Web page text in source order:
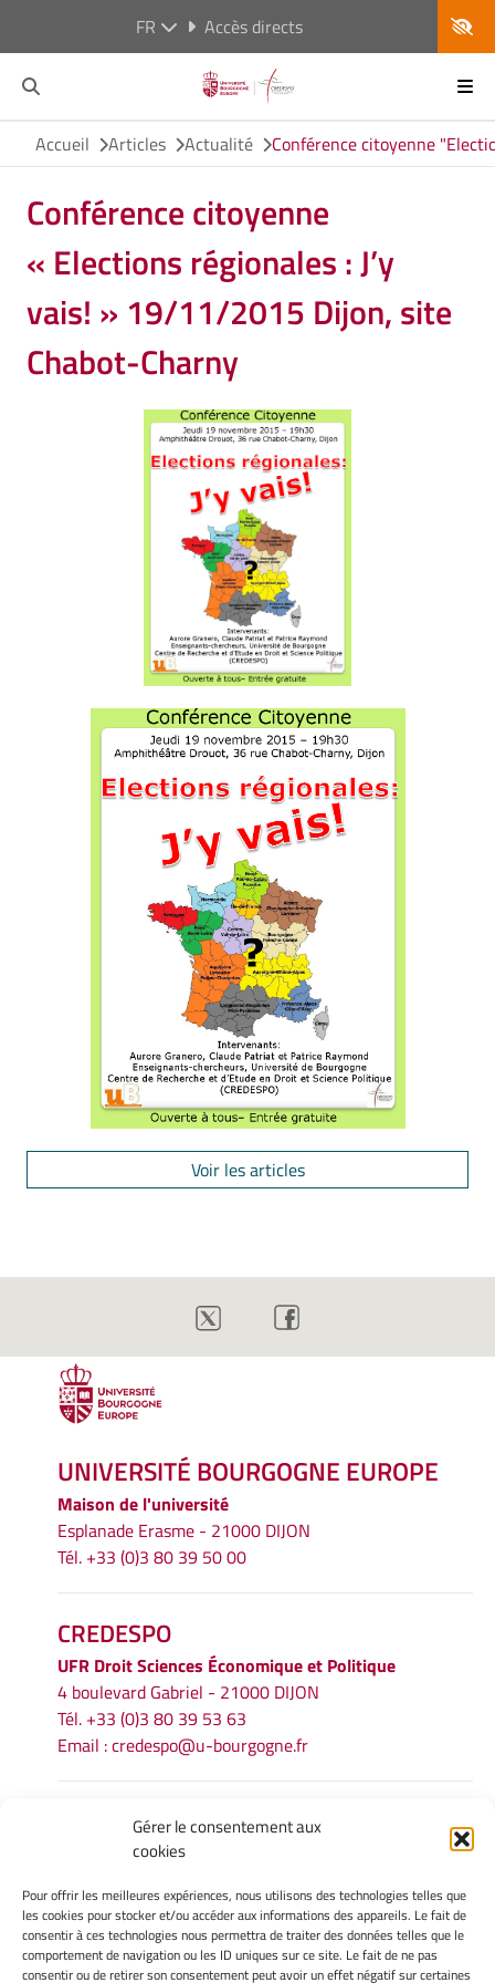
Gérer le consentement aux
cookies
Pour offrir les meilleures expériences, nous utilisons des technologies telles que
les cookies pour stocker et/ou accéder aux informations des appareils. Le fait de
consentir à ces technologies nous permettra de traiter des données telles que le
comportement de navigation ou les ID uniques sur ce site. Le fait de ne pas
consentir ou de retirer son consentement peut avoir un effet négatif sur certaines
FR Accès directs
Accueil Articles Actualité Conférence citoyenne
Conférence citoyenne
« Elections régionales : J’y
vais! » 19/11/2015 Dijon, site
Chabot-Charny
Voir les articles
UNIVERSITÉ BOURGOGNE EUROPE
Maison de l'université
Esplanade Erasme - 21000 DIJON
Tél. +33 (0)3 80 39 50 00
CREDESPO
UFR Droit Sciences Économique et Politique
4 boulevard Gabriel - 21000 DIJON
Tél. +33 (0)3 80 39 53 63
Email :credespo@u-bourgogne.fr
INFORMATIONS LÉGALES
Mentions légales
Politique de cookies
Déclaration de confidentialité
Avertissement